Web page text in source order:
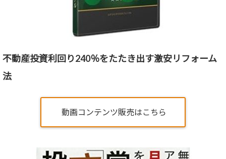
不動産投資利回り240％をたたき出す激安リフォーム
法
動画コンテンツ販売はこちら